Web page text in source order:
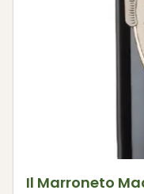
Il Marroneto